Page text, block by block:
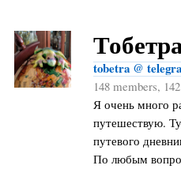
tobetra @
148 members,
Я очень много
путешествую.
путевого
По любым